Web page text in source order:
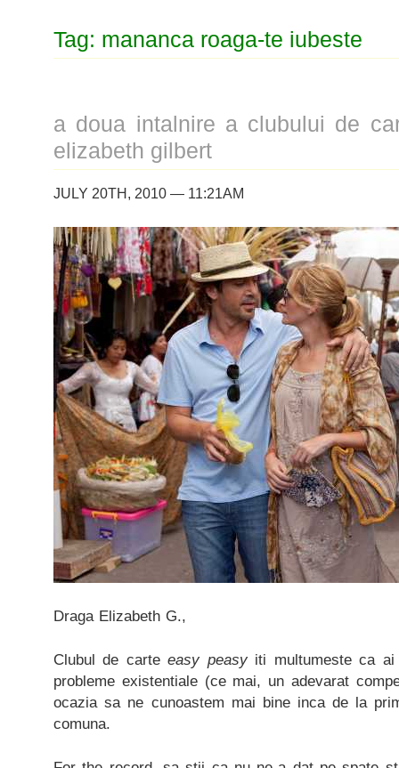
Tag: mananca roaga-te iubeste
a doua intalnire a clubului de
elizabeth gilbert
JULY 20TH, 2010 — 11:21AM
Draga Elizabeth G.,
Clubul de carteeasy peasyiti multumeste ca ai
probleme existentiale (ce mai, un adevarat
ocazia sa ne cunoastem mai bine inca de la
comuna.